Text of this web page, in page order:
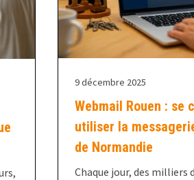
9 décembre 2025
Webmail Rouen : se
utiliser la
de Normandie
Chaque jour, des milliers